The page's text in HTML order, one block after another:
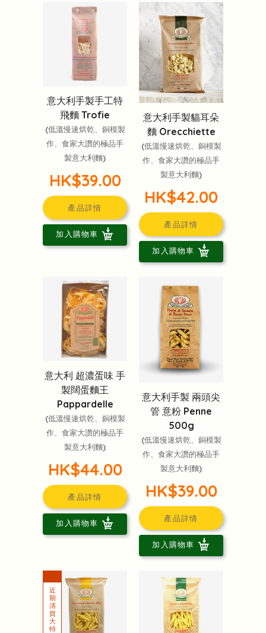
意大利手製手工特
飛麵 Trofie
(低溫慢速烘乾、銅模製
作、食家大讚的極品手
製意大利麵)
HK$39.00
產品詳情
加入購物車
意大利手製貓耳朵
麵 Orecchiette
(低溫慢速烘乾、銅模製
作、食家大讚的極品手
製意大利麵)
HK$42.00
產品詳情
加入購物車
意大利 超濃蛋味 手
製闊蛋麵王
Pappardelle
(低溫慢速烘乾、銅模製
作、食家大讚的極品手
製意大利麵)
HK$44.00
產品詳情
加入購物車
意大利手製 兩頭尖
管 意粉 Penne
500g
(低溫慢速烘乾、銅模製
作、食家大讚的極品手
製意大利麵)
HK$39.00
產品詳情
加入購物車